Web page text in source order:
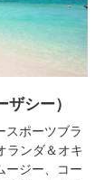
シー）
スポーツブラ
ランダ＆オキ
ージー、コー